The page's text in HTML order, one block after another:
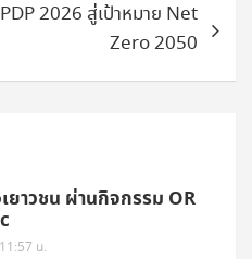
2026 สู่เป้าหมาย Net
Zero 2050
ยาวชน ผ่านกิจกรรม OR
น.